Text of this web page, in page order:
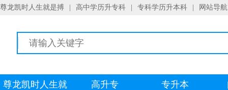
尊龙凯时人生就是搏 高中学历升专科 专科学历升本科 网站导航
尊龙凯时人生就
高升专 专升本